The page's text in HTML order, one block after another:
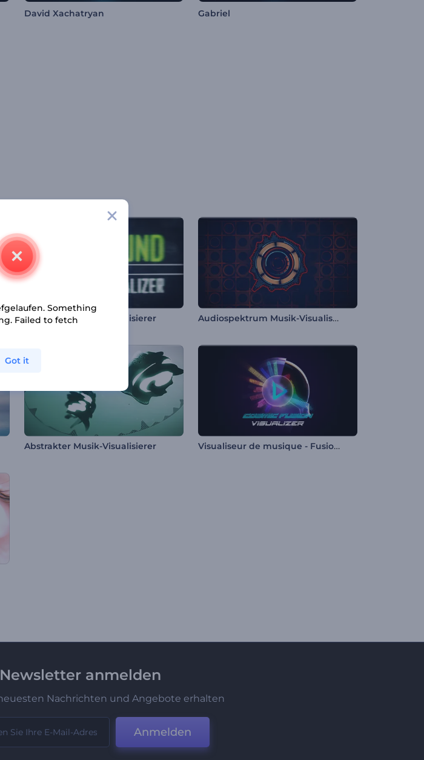
David Xachatryan Gabriel
LED Klangwellen Visualisierer Audiospektrum Musik-Visualisierer
Abstrakter Musik-Visualisierer Visualiseur de musique - Fusion cosmique
anmelden
Nachrichten und Angebote erhalten
Anmelden
Something
Failed to fetch
Got it